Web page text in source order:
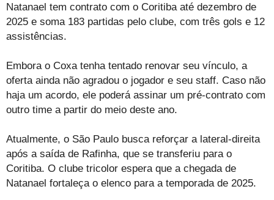
Natanael tem contrato com o Coritiba até dezembro de
2025 e soma 183 partidas pelo clube, com três gols e 12
assistências.
Embora o Coxa tenha tentado renovar seu vínculo, a
oferta ainda não agradou o jogador e seu staff. Caso não
haja um acordo, ele poderá assinar um pré-contrato com
outro time a partir do meio deste ano.
Atualmente, o São Paulo busca reforçar a lateral-direita
após a saída de Rafinha, que se transferiu para o
Coritiba. O clube tricolor espera que a chegada de
Natanael fortaleça o elenco para a temporada de 2025.